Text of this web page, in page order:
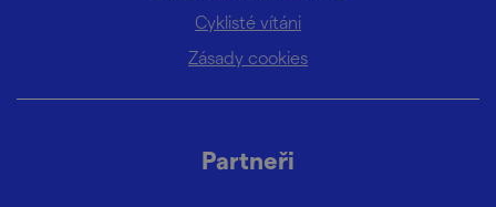
Cyklisté vítáni
Zásady cookies
Partneři